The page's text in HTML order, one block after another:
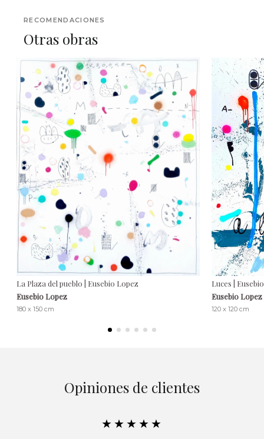
RECOMENDACIONES
Otras obras
La Plaza del pueblo | Eusebio Lopez
Eusebio Lopez
180 x 150 cm
Luces |
Eusebio Lopez
120 x 120 cm
Opiniones de clientes
★★★★★